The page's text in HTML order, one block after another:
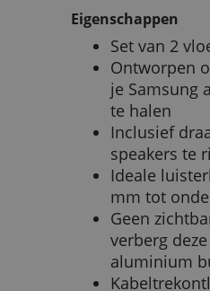
Eigenschappen
Set van 2
Ontworpen
je Samsung
te halen
Inclusief
speakers te
Ideale
mm tot
Geen
verberg
aluminium